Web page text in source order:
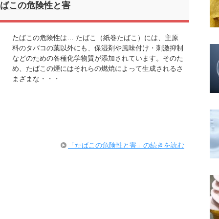
この危険性と害
たばこの危険性は… たばこ（紙巻たばこ）には、主原
料のタバコの葉以外にも、保湿剤や風味付け・刺激抑制
などのための各種化学物質が添加されています。そのた
め、たばこの煙にはそれらの燃焼によって生成されるさ
まざまな・・・
「たばこの危険性と害」の続きを読む